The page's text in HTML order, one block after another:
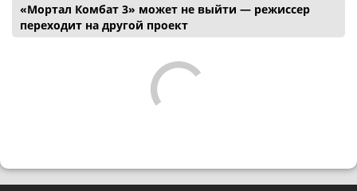
«Мортал Комбат 3» может не выйти — режиссер
переходит на другой проект